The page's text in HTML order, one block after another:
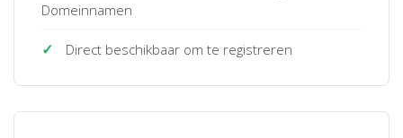
Domeinnamen
✓ Direct beschikbaar om te registreren